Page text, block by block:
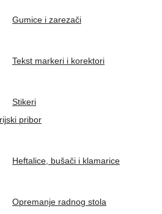
Gumice i zarezači
Tekst markeri i korektori
Stikeri
pribor
Heftalice, bušači i klamarice
Opremanje radnog stola